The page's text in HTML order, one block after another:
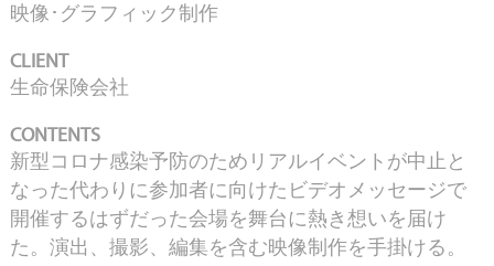
映像･グラフィック制作
CLIENT
生命保険会社
CONTENTS
新型コロナ感染予防のためリアルイベントが中止と
なった代わりに参加者に向けたビデオメッセージで
開催するはずだった会場を舞台に熱き想いを届け
た。演出、撮影、編集を含む映像制作を手掛ける。